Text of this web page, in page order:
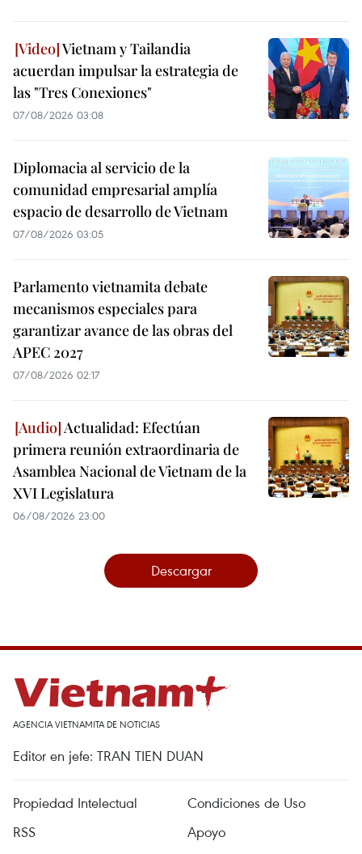
Vietnam y Tailandia
acuerdan impulsar la estrategia de
las "Tres Conexiones"
07/08/2026 03:08
Diplomacia al servicio de la
comunidad empresarial amplía
espacio de desarrollo de Vietnam
07/08/2026 03:05
Parlamento vietnamita debate
mecanismos especiales para
garantizar avance de las obras del
APEC 2027
07/08/2026 02:17
Actualidad: Efectúan
primera reunión extraordinaria de
Asamblea Nacional de Vietnam de la
XVI Legislatura
06/08/2026 23:00
Descargar
AGENCIA VIETNAMITA DE NOTICIAS
Editor en jefe: TRAN TIEN DUAN
Propiedad Intelectual
Condiciones de Uso
RSS
Apoyo